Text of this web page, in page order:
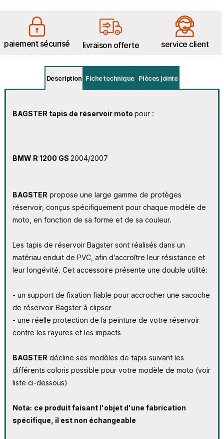
paiement sécurisé livraison offerte service client
Description Fiche technique Pièces jointe
BAGSTER tapis de réservoir moto pour :
BMW R 1200 GS 2004/2007
BAGSTER propose une large gamme de protèges
réservoir, conçus spécifiquement pour chaque modèle de
moto, en fonction de sa forme et de sa couleur.
Les tapis de réservoir Bagster sont réalisés dans un
matériau enduit de PVC, afin d'accroître leur résistance et
leur longévité. Cet accessoire présente une double utilité:
- un support de fixation fiable pour accrocher une sacoche
de réservoir Bagster à clipser
- une réelle protection de la peinture de votre réservoir
contre les rayures et les impacts
BAGSTER décline ses modèles de tapis suivant les
différents coloris possible pour votre modèle de moto (voir
liste ci-dessous)
Nota: ce produit faisant l'objet d'une fabrication
spécifique, il est non échangeable